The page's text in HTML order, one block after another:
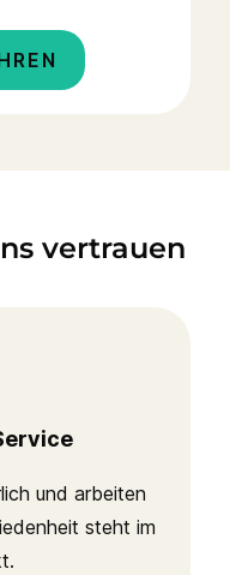
vertrauen
und arbeiten
steht im